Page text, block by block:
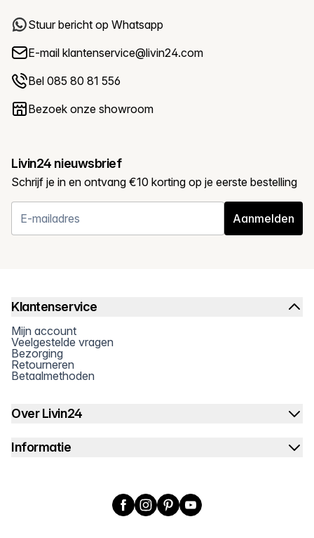
Stuur bericht op Whatsapp
E-mail klantenservice@livin24.com
Bel 085 80 81 556
Bezoek onze showroom
Livin24 nieuwsbrief
Schrijf je in en ontvang €10 korting op je eerste bestelling
Aanmelden
Klantenservice
Mijn account
Veelgestelde vragen
Bezorging
Retourneren
Betaalmethoden
Over Livin24
Informatie
Facebook
Instagram
PinterestYouTube